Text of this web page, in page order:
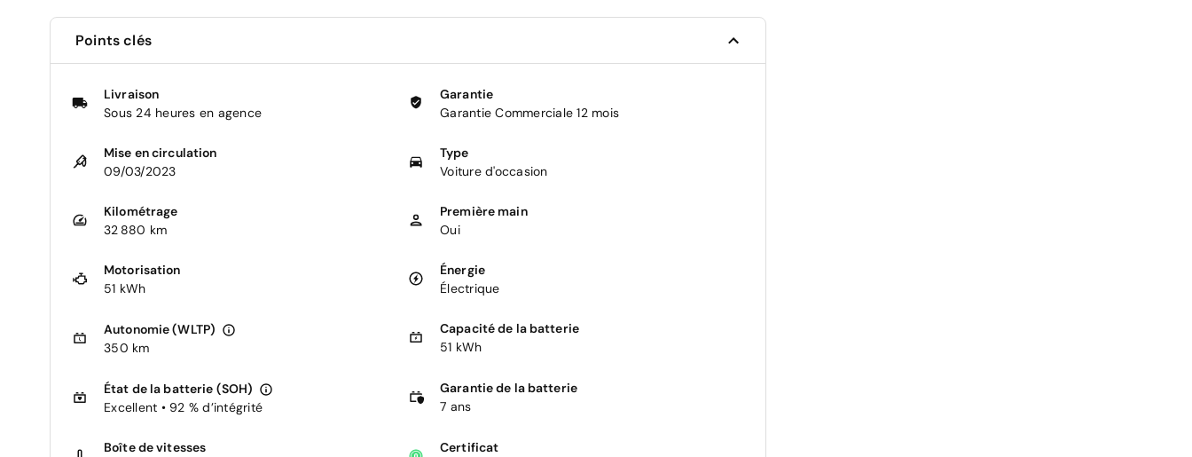
Points clés
Livraison
Sous 24 heures en agence
Garantie
Garantie Commerciale 12 mois
Mise en circulation
09/03/2023
Type
Voiture d'occasion
Kilométrage
32 880 km
Première main
Oui
Motorisation
51 kWh
Énergie
Électrique
Autonomie (WLTP)
350 km
Capacité de la batterie
51 kWh
État de la batterie (SOH)
Excellent • 92 % d’intégrité
Garantie de la batterie
7 ans
Boîte de vitesses
Certificat